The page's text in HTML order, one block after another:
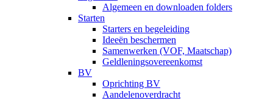
Algemeen en downloaden folders
Starten
Starters en begeleiding
Ideeën beschermen
Samenwerken (VOF, Maatschap)
Geldleningsovereenkomst
BV
Oprichting BV
Aandelenoverdracht